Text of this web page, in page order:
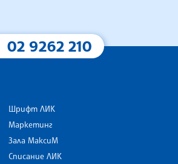
02 9262 210
Шрифт ЛИК
Маркетинг
Зала МаксиМ
Списание ЛИК